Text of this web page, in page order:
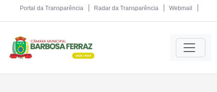
Portal da Transparência Radar da Transparência Webmail